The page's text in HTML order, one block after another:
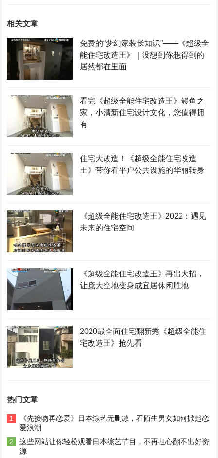
相关文章
免费的“梦幻家装长知识”——《超级全
能住宅改造王》｜没想到你想得到的
居然都在里面
看完《超级全能住宅改造王》鳗鱼之
家，小清新住宅设计文化，您值得拥
有
住宅大改造！《超级全能住宅改造
王》带你看平户公共设施的华丽转身
《超级全能住宅改造王》2022：遇见
未来的住宅空间
《超级全能住宅改造王》再出大招，
让庞大空地变身成宜居休闲胜地
2020最全面住宅翻新秀《超级全能住
宅改造王》抢先看
热门文章
1
《先接吻再恋爱》日本综艺无删减，看陌生男女如何掀起恋
爱浪潮
2
这些网站让你轻松观看日本综艺节目，不再担心翻不出好资
源